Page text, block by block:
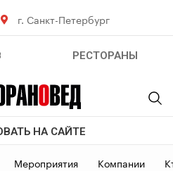
г. Санкт-Петербург
РЕСТОРАНЫ
НА САЙТЕ
Мероприятия Компании